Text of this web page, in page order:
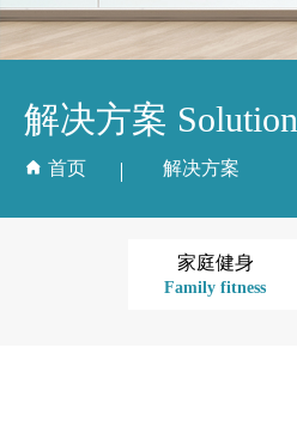
家庭健身
Family fitness
解决方案 Solution
 首页 解决方案